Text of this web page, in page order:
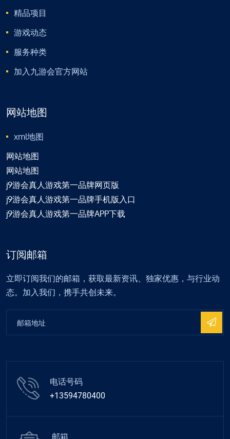
精品项目
游戏动态
服务种类
加入九游会官方网站
网站地图
xml地图
网站地图
网站地图
j9游会真人游戏第一品牌网页版
j9游会真人游戏第一品牌手机版入口
j9游会真人游戏第一品牌APP下载
订阅邮箱
立即订阅我们的邮箱，获取最新资讯、独家优惠，与行业动
态。加入我们，携手共创未来。
电话号码
+13594780400
邮箱